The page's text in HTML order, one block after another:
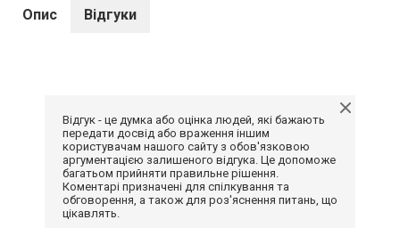
Опис Відгуки
Відгук - це думка або оцінка людей, які бажають
передати досвід або враження іншим
користувачам нашого сайту з обов'язковою
аргументацією залишеного відгука. Це допоможе
багатьом прийняти правильне рішення.
Коментарі призначені для спілкування та
обговорення, а також для роз'яснення питань, що
цікавлять.